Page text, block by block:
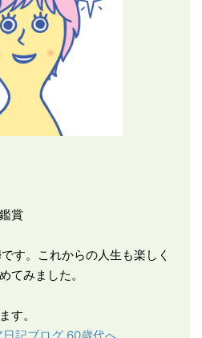
賞
す。これからの人生も楽しく
てみました。
す。